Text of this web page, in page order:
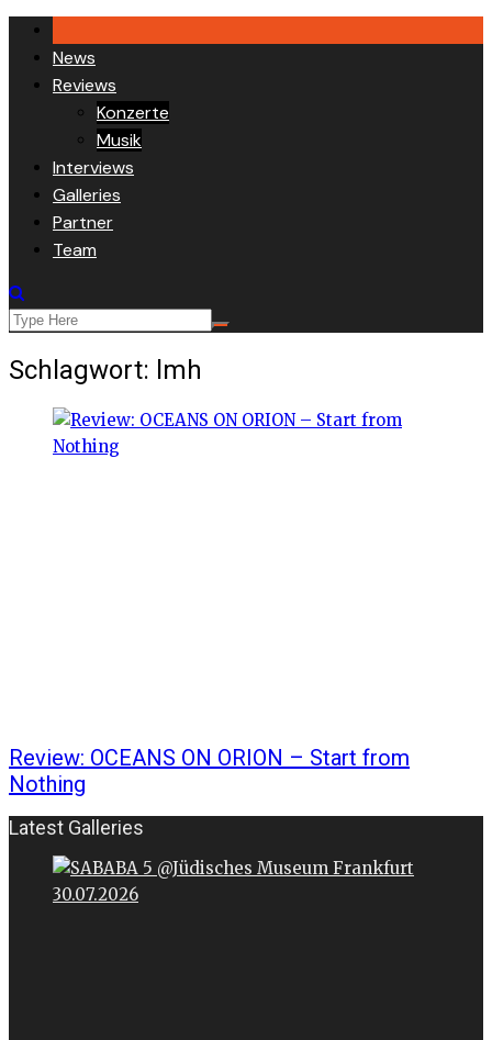
Skip
content
News
Reviews
Konzerte
Musik
Interviews
Galleries
Partner
Team
Schlagwort: lmh
Review: OCEANS ON ORION – Start from
Nothing
Latest Galleries